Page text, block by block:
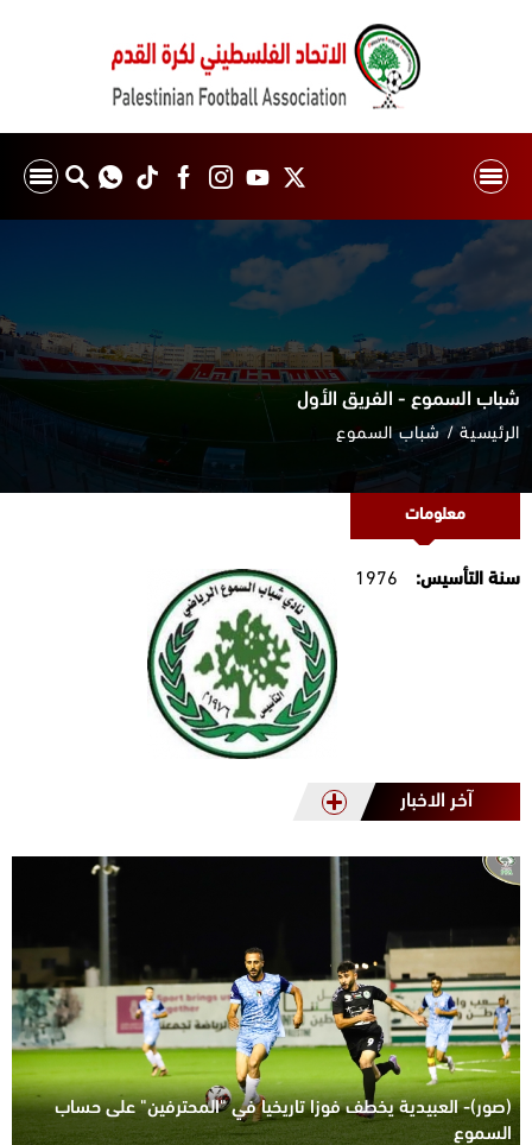
شباب السموع - الفريق الأول
الرئيسية شباب السموع
معلومات
سنة التأسيس: 1976
آخر الاخبار
(صور)- العبيدية يخطف فوزا تاريخيا في "المحترفين" على حساب
السموع